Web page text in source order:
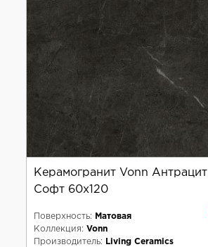
Керамогранит Vonn Антрацит
Софт 60x120
Поверхность:
Матовая
Коллекция: Vonn
Производитель:
Living Ceramics